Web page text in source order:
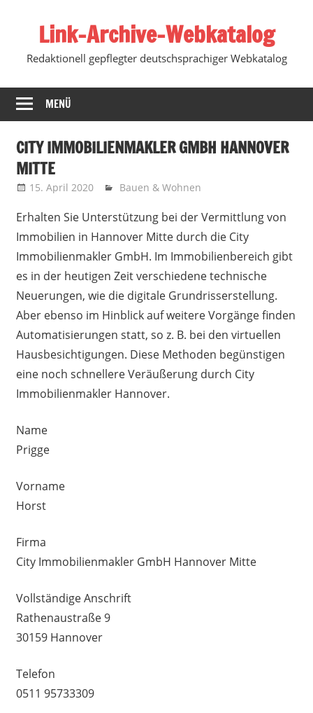
springenLink-Archive-Webkatalog
Redaktionell gepflegter deutschsprachiger Webkatalog
MENÜ
CITY IMMOBILIENMAKLER GMBH HANNOVER
MITTE
15. April 2020 Marko
Bauen & Wohnen
Erhalten Sie Unterstützung bei der Vermittlung von
Immobilien in Hannover Mitte durch die City
Immobilienmakler GmbH. Im Immobilienbereich gibt
es in der heutigen Zeit verschiedene technische
Neuerungen, wie die digitale Grundrisserstellung.
Aber ebenso im Hinblick auf weitere Vorgänge finden
Automatisierungen statt, so z. B. bei den virtuellen
Hausbesichtigungen. Diese Methoden begünstigen
eine noch schnellere Veräußerung durch City
Immobilienmakler Hannover.
Name
Prigge
Vorname
Horst
Firma
City Immobilienmakler GmbH Hannover Mitte
Vollständige Anschrift
Rathenaustraße 9
30159 Hannover
Telefon
0511 95733309